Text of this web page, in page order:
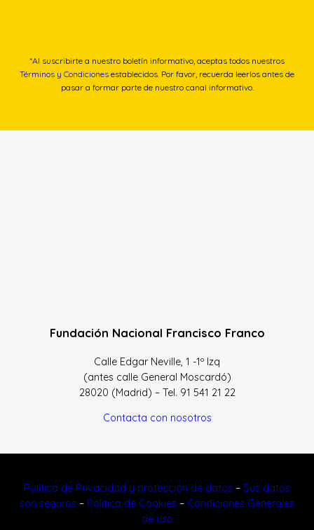
*Al suscribirte a nuestro boletín informativo, aceptas todos nuestros
Términos y Condiciones establecidos. Por favor, recuerda leerlos antes de
pasar a formar parte de nuestro canal informativo.
Fundación Nacional Francisco Franco
Calle Edgar Neville, 1 -1º Izq
(antes calle General Moscardó)
28020 (Madrid) – Tel. 91 541 21 22
Contacta con nosotros
Política de Privacidad y protección de datos – Sus datos
son seguros – Política de Cookies – Condiciones Generales
de uso